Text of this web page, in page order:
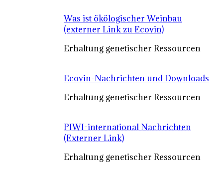
Was ist ökölogischer Weinbau
(externer Link zu Ecovin)
Erhaltung genetischer Ressourcen
Ecovin-Nachrichten und Downloads
Erhaltung genetischer Ressourcen
PIWI-international Nachrichten
(Externer Link)
Erhaltung genetischer Ressourcen